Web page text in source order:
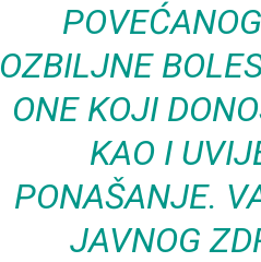
OZBILJNE
ONE KOJI
KAO I
PONAŠANJE.
JAVNOG